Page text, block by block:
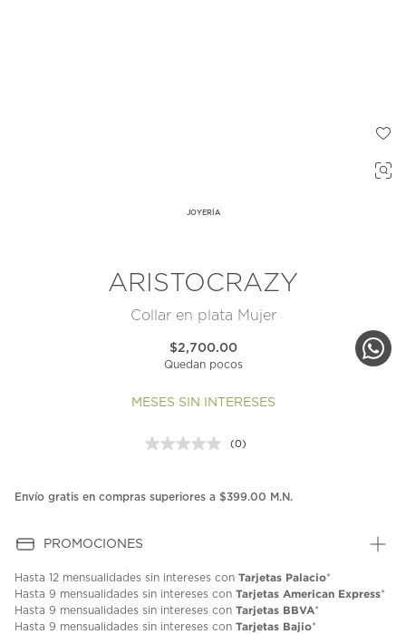
JOYERÍA
ARISTOCRAZY
Collar en plata Mujer
$2,700.00
Quedan pocos
MESES SIN INTERESES
Sin
en
(0)
Envío gratis en compras superiores a $399.00 M.N.
PROMOCIONES
Hasta 12 mensualidades sin intereses con Tarjetas Palacio*
Hasta 9 mensualidades sin intereses con Tarjetas American Express*
Hasta 9 mensualidades sin intereses con Tarjetas BBVA*
Hasta 9 mensualidades sin intereses con Tarjetas Bajio*